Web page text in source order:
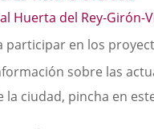
Huerta del Rey-Girón-
participar en los
sobre las
la ciudad, pincha en